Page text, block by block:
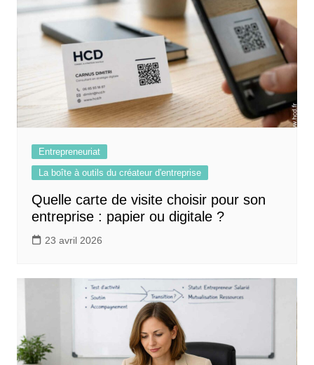
Entrepreneuriat
La boîte à outils du créateur d'entreprise
Quelle carte de visite choisir pour son
entreprise : papier ou digitale ?
23 avril 2026